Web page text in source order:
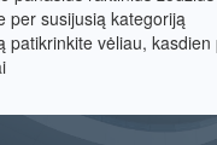
per susijusią kategoriją
patikrinkite vėliau,